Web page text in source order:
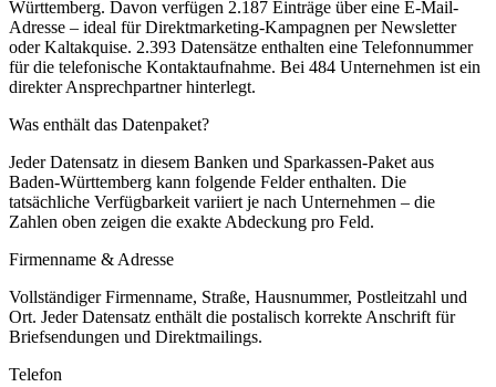
Württemberg. Davon verfügen 2.187 Einträge über eine E-Mail-
Adresse – ideal für Direktmarketing-Kampagnen per Newsletter
oder Kaltakquise. 2.393 Datensätze enthalten eine Telefonnummer
für die telefonische Kontaktaufnahme. Bei 484 Unternehmen ist ein
direkter Ansprechpartner hinterlegt.
Was enthält das Datenpaket?
Jeder Datensatz in diesem Banken und Sparkassen-Paket aus
Baden-Württemberg kann folgende Felder enthalten. Die
tatsächliche Verfügbarkeit variiert je nach Unternehmen – die
Zahlen oben zeigen die exakte Abdeckung pro Feld.
Firmenname & Adresse
Vollständiger Firmenname, Straße, Hausnummer, Postleitzahl und
Ort. Jeder Datensatz enthält die postalisch korrekte Anschrift für
Briefsendungen und Direktmailings.
Telefon